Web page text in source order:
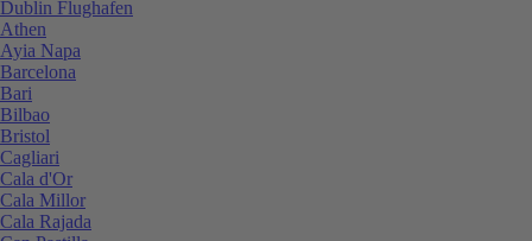
Dublin Flughafen
Athen
Ayia Napa
Barcelona
Bari
Bilbao
Bristol
Cagliari
Cala d'Or
Cala Millor
Cala Rajada